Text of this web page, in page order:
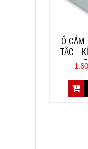
Ổ CẮM
TẮC -